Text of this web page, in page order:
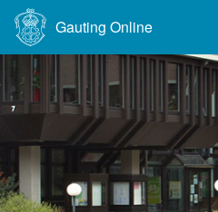
Gauting Online